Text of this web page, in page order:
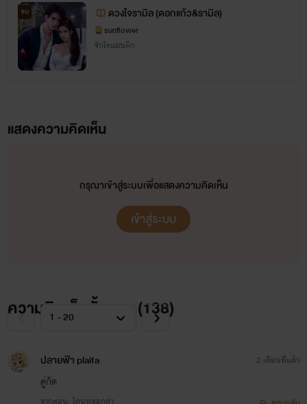
เจ้าคุณ (เจ้าคุณ + ลูกศร) ชญ รุ่นลูกของอคิณกับพีทจากเรื่องผมรักนาย mybadboy
(ดอกแก้ว+รามิล) ภาคแยกตัวละคร จากเรื่อง คนโปรดของลมหนาว
จบ ดวงใจรามิล (ดอกแก้ว&รามิล)
sunflower
รักโรแมนติก
แสดงความคิดเห็น
กรุณาเข้าสู่ระบบเพื่อแสดงความคิดเห็น
เข้าสู่ระบบ
ความคิดเห็นทั้งหมด (138)
ปลายฟ้า plaifa
คู่กัด
จากตอน: โดนหลอกด่า
2 เดือนที่แล้ว